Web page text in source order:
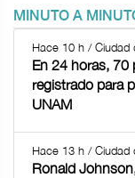
MINUTO A
Hace 10 h / Ciudad
En 24 horas, 70
registrado para
UNAM
Hace 13 h / Ciudad
Ronald